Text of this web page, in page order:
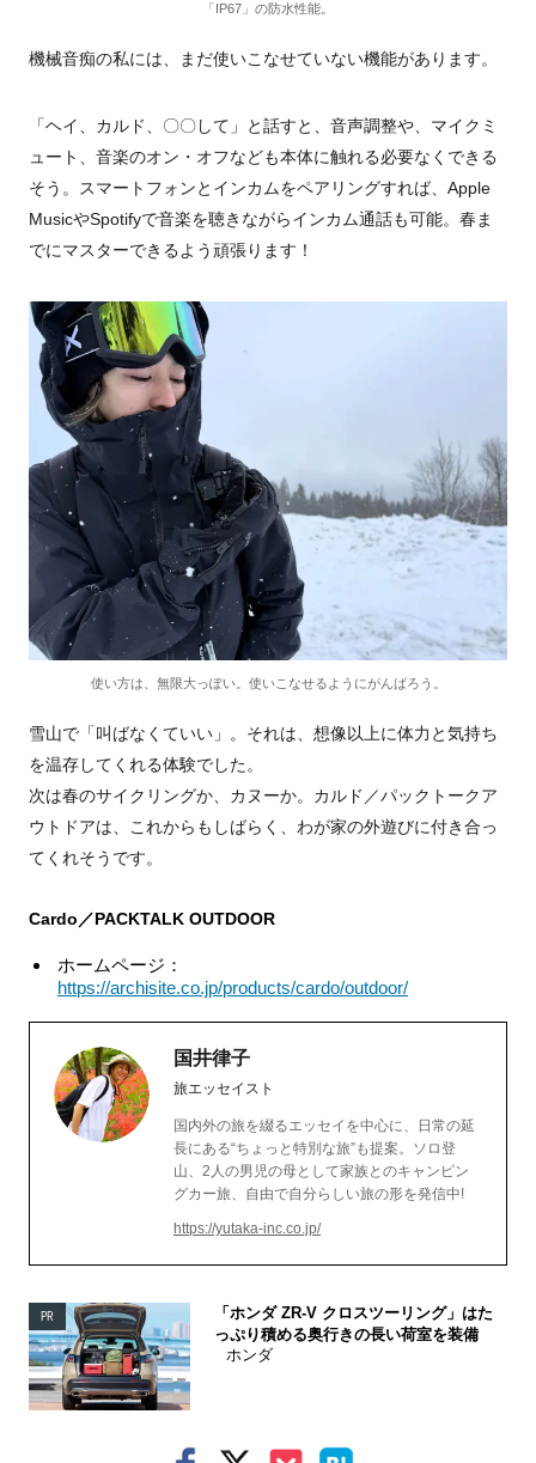
「IP67」の防水性能。
機械音痴の私には、まだ使いこなせていない機能があります。
「ヘイ、カルド、〇〇して」と話すと、音声調整や、マイクミ
ュート、音楽のオン・オフなども本体に触れる必要なくできる
そう。スマートフォンとインカムをペアリングすれば、Apple
MusicやSpotifyで音楽を聴きながらインカム通話も可能。春ま
でにマスターできるよう頑張ります！
使い方は、無限大っぽい。使いこなせるようにがんばろう。
雪山で「叫ばなくていい」。それは、想像以上に体力と気持ち
を温存してくれる体験でした。
次は春のサイクリングか、カヌーか。カルド／パックトークア
ウトドアは、これからもしばらく、わが家の外遊びに付き合っ
てくれそうです。
Cardo／PACKTALK OUTDOOR
ホームページ：
https://archisite.co.jp/products/cardo/outdoor/
国井律子
旅エッセイスト
国内外の旅を綴るエッセイを中心に、日常の延
長にある“ちょっと特別な旅”も提案。ソロ登
山、2人の男児の母として家族とのキャンピン
グカー旅、自由で自分らしい旅の形を発信中!
https://yutaka-inc.co.jp/
PR
「ホンダ ZR-V クロスツーリング」はた
っぷり積める奥行きの長い荷室を装備
ホンダ